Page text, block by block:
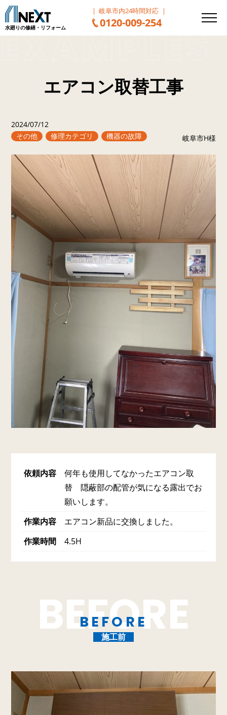
水廻りの修繕・リフォーム
岐阜市内24時間対応
0120-009-254
エアコン取替工事
2024/07/12
その他
修理カテゴリ 機器の故障 岐阜市H様
依頼内容
何年も使用してなかったエアコン取
替 隠蔽部の配管が気になる露出でお
願いします。
作業内容
エアコン新品に交換しました。
作業時間
4.5H
BEFORE
施工前